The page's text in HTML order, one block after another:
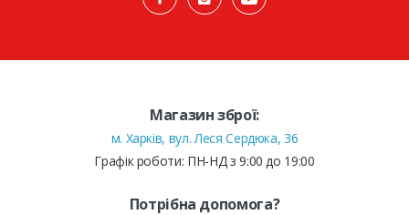
Магазин зброї:
м. Харків, вул. Леся Сердюка, 36
Графік роботи: ПН-НД з 9:00 до 19:00
Потрібна допомога?